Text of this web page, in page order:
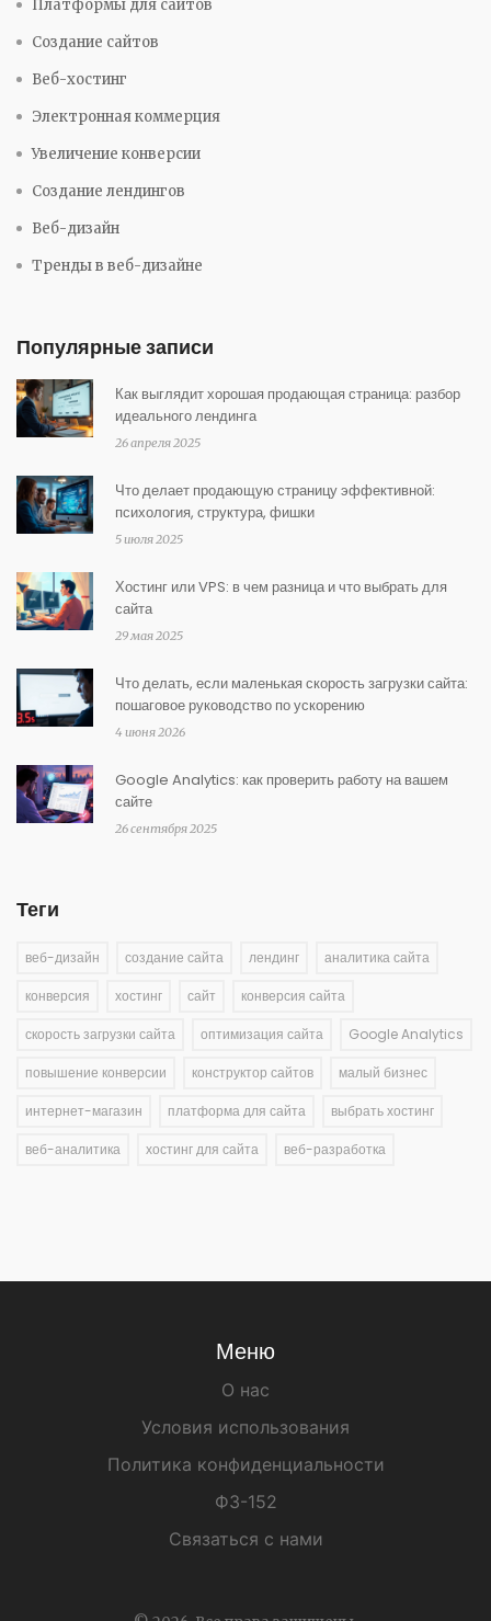
Платформы для сайтов
Создание сайтов
Веб-хостинг
Электронная коммерция
Увеличение конверсии
Создание лендингов
Веб-дизайн
Тренды в веб-дизайне
Популярные записи
Как выглядит хорошая продающая страница: разбор
идеального лендинга
26 апреля 2025
Что делает продающую страницу эффективной:
психология, структура, фишки
5 июля 2025
Хостинг или VPS: в чем разница и что выбрать для
сайта
29 мая 2025
Что делать, если маленькая скорость загрузки сайта:
пошаговое руководство по ускорению
4 июня 2026
Google Analytics: как проверить работу на вашем
сайте
26 сентября 2025
Теги
веб-дизайн создание сайта лендинг аналитика сайта
конверсия хостинг сайт конверсия сайта
скорость загрузки сайта оптимизация сайта Google Analytics
повышение конверсии конструктор сайтов малый бизнес
интернет-магазин платформа для сайта выбрать хостинг
веб-аналитика хостинг для сайта веб-разработка
Меню
О нас
Условия использования
Политика конфиденциальности
ФЗ-152
Связаться с нами